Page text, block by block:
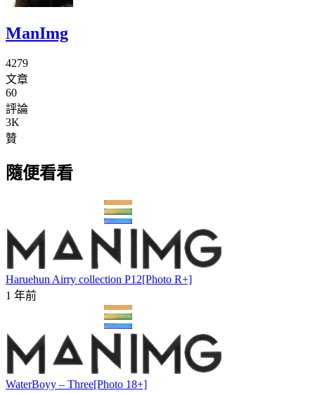
ManImg
4279
文章
60
評論
3K
贊
隨便看看
Haruehun Airry collection P12[Photo R+]
1 年前
WaterBoyy – Three[Photo 18+]